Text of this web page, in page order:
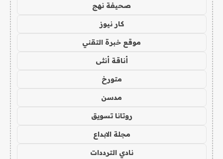
صحيفة نهج
كار نيوز
موقع خبرة التقني
أناقة أنثى
متورخ
مدسن
روتانا تسويق
مجلة الابداع
نادي الترددات